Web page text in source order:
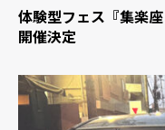
体験型フェス『集楽
開催決定